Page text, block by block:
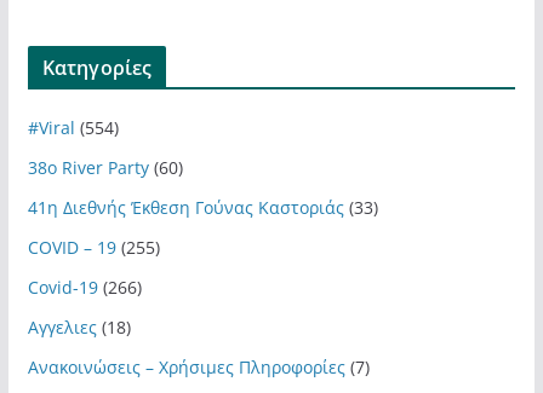
Kατηγορίες
#Viral (554)
38ο River Party(60)
41η Διεθνής Έκθεση Γούνας Καστοριάς(33)
COVID – 19(255)
Covid-19(266)
Αγγελιες(18)
Ανακοινώσεις – Χρήσιμες Πληροφορίες(7)